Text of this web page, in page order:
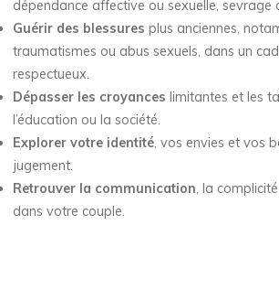
dépendance affective ou sexuelle, sevrage
Guérir des blessuresplus anciennes,
traumatismes ou abus sexuels, dans un
respectueux.
Dépasser les croyances limitantes et les
l’éducation ou la société.
Explorer votre identité, vos envies et vos
jugement.
Retrouver la communication, la
dans votre couple.